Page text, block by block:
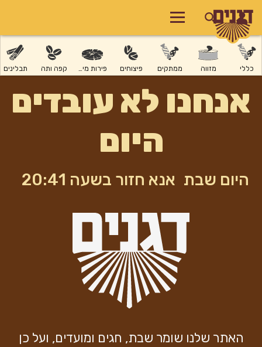
כללי מזווה ממתקים פיצוחים פירות מיובשים קפה ותה תבלינים
אנחנו לא עובדים
היום
היום שבת אנא חזור בשעה 20:41
האתר שלנו שומר שבת, חגים ומועדים, ועל כן